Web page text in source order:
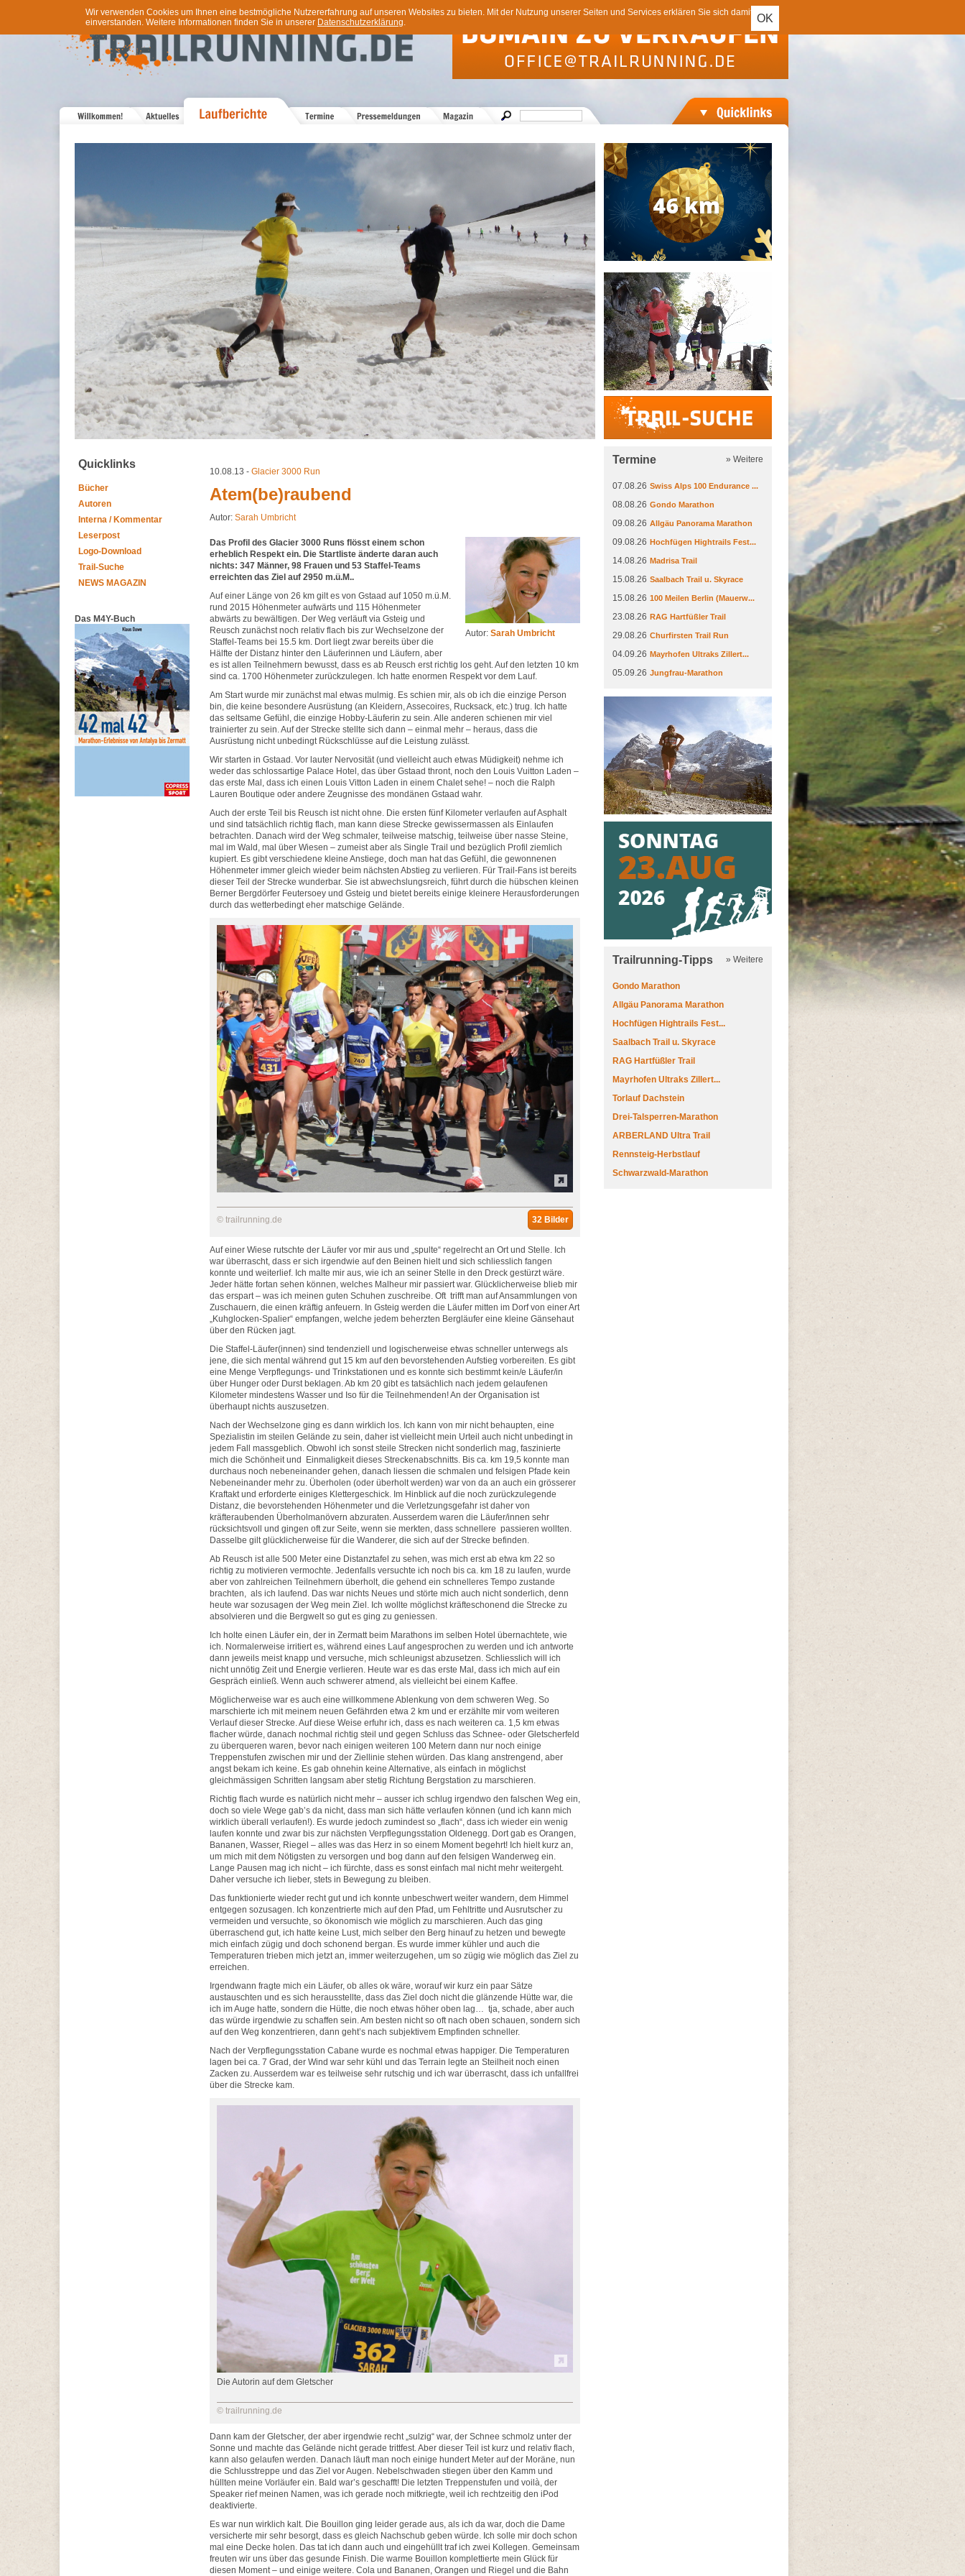
OK
Wir verwenden Cookies um Ihnen eine bestmögliche Nutzererfahrung auf unseren Websites zu bieten. Mit der Nutzung unserer Seiten und Services erklären Sie sich damit
einverstanden. Weitere Informationen finden Sie in unserer Datenschutzerklärung.
Quicklinks
Bücher
Autoren
Interna / Kommentar
Leserpost
Logo-Download
Trail-Suche
NEWS MAGAZIN
Das M4Y-Buch
10.08.13 - Glacier 3000 Run
Atem(be)raubend
Autor: Sarah Umbricht
Autor: Sarah Umbricht
Das Profil des Glacier 3000 Runs flösst einem schon
erheblich Respekt ein. Die Startliste änderte daran auch
nichts: 347 Männer, 98 Frauen und 53 Staffel-Teams
erreichten das Ziel auf 2950 m.ü.M..
Auf einer Länge von 26 km gilt es von Gstaad auf 1050 m.ü.M.
rund 2015 Höhenmeter aufwärts und 115 Höhenmeter
abwärts zu bewältigen. Der Weg verläuft via Gsteig und
Reusch zunächst noch relativ flach bis zur Wechselzone der
Staffel-Teams bei 15.5 km. Dort liegt zwar bereits über die
Hälfte der Distanz hinter den Läuferinnen und Läufern, aber
es ist allen Teilnehmern bewusst, dass es ab Reusch erst richtig los geht. Auf den letzten 10 km
sind ca. 1700 Höhenmeter zurückzulegen. Ich hatte enormen Respekt vor dem Lauf.
Am Start wurde mir zunächst mal etwas mulmig. Es schien mir, als ob ich die einzige Person
bin, die keine besondere Ausrüstung (an Kleidern, Assecoires, Rucksack, etc.) trug. Ich hatte
das seltsame Gefühl, die einzige Hobby-Läuferin zu sein. Alle anderen schienen mir viel
trainierter zu sein. Auf der Strecke stellte sich dann – einmal mehr – heraus, dass die
Ausrüstung nicht unbedingt Rückschlüsse auf die Leistung zulässt.
Wir starten in Gstaad. Vor lauter Nervosität (und vielleicht auch etwas Müdigkeit) nehme ich
weder das schlossartige Palace Hotel, das über Gstaad thront, noch den Louis Vuitton Laden –
das erste Mal, dass ich einen Louis Vitton Laden in einem Chalet sehe! – noch die Ralph
Lauren Boutique oder andere Zeugnisse des mondänen Gstaad wahr.
Auch der erste Teil bis Reusch ist nicht ohne. Die ersten fünf Kilometer verlaufen auf Asphalt
und sind tatsächlich richtig flach, man kann diese Strecke gewissermassen als Einlaufen
betrachten. Danach wird der Weg schmaler, teilweise matschig, teilweise über nasse Steine,
mal im Wald, mal über Wiesen – zumeist aber als Single Trail und bezüglich Profil ziemlich
kupiert. Es gibt verschiedene kleine Anstiege, doch man hat das Gefühl, die gewonnenen
Höhenmeter immer gleich wieder beim nächsten Abstieg zu verlieren. Für Trail-Fans ist bereits
dieser Teil der Strecke wunderbar. Sie ist abwechslungsreich, führt durch die hübschen kleinen
Berner Bergdörfer Feutersoey und Gsteig und bietet bereits einige kleinere Herausforderungen
durch das wetterbedingt eher matschige Gelände.
© trailrunning.de 32 Bilder
Auf einer Wiese rutschte der Läufer vor mir aus und „spulte“ regelrecht an Ort und Stelle. Ich
war überrascht, dass er sich irgendwie auf den Beinen hielt und sich schliesslich fangen
konnte und weiterlief. Ich malte mir aus, wie ich an seiner Stelle in den Dreck gestürzt wäre.
Jeder hätte fortan sehen können, welches Malheur mir passiert war. Glücklicherweise blieb mir
das erspart – was ich meinen guten Schuhen zuschreibe. Oft trifft man auf Ansammlungen von
Zuschauern, die einen kräftig anfeuern. In Gsteig werden die Läufer mitten im Dorf von einer Art
„Kuhglocken-Spalier“ empfangen, welche jedem beherzten Bergläufer eine kleine Gänsehaut
über den Rücken jagt.
Die Staffel-Läufer(innen) sind tendenziell und logischerweise etwas schneller unterwegs als
jene, die sich mental während gut 15 km auf den bevorstehenden Aufstieg vorbereiten. Es gibt
eine Menge Verpflegungs- und Trinkstationen und es konnte sich bestimmt kein/e Läufer/in
über Hunger oder Durst beklagen. Ab km 20 gibt es tatsächlich nach jedem gelaufenen
Kilometer mindestens Wasser und Iso für die Teilnehmenden! An der Organisation ist
überhaupt nichts auszusetzen.
Nach der Wechselzone ging es dann wirklich los. Ich kann von mir nicht behaupten, eine
Spezialistin im steilen Gelände zu sein, daher ist vielleicht mein Urteil auch nicht unbedingt in
jedem Fall massgeblich. Obwohl ich sonst steile Strecken nicht sonderlich mag, faszinierte
mich die Schönheit und Einmaligkeit dieses Streckenabschnitts. Bis ca. km 19,5 konnte man
durchaus noch nebeneinander gehen, danach liessen die schmalen und felsigen Pfade kein
Nebeneinander mehr zu. Überholen (oder überholt werden) war von da an auch ein grösserer
Kraftakt und erforderte einiges Klettergeschick. Im Hinblick auf die noch zurückzulegende
Distanz, die bevorstehenden Höhenmeter und die Verletzungsgefahr ist daher von
kräfteraubenden Überholmanövern abzuraten. Ausserdem waren die Läufer/innen sehr
rücksichtsvoll und gingen oft zur Seite, wenn sie merkten, dass schnellere passieren wollten.
Dasselbe gilt glücklicherweise für die Wanderer, die sich auf der Strecke befinden.
Ab Reusch ist alle 500 Meter eine Distanztafel zu sehen, was mich erst ab etwa km 22 so
richtig zu motivieren vermochte. Jedenfalls versuchte ich noch bis ca. km 18 zu laufen, wurde
aber von zahlreichen Teilnehmern überholt, die gehend ein schnelleres Tempo zustande
brachten, als ich laufend. Das war nichts Neues und störte mich auch nicht sonderlich, denn
heute war sozusagen der Weg mein Ziel. Ich wollte möglichst kräfteschonend die Strecke zu
absolvieren und die Bergwelt so gut es ging zu geniessen.
Ich holte einen Läufer ein, der in Zermatt beim Marathons im selben Hotel übernachtete, wie
ich. Normalerweise irritiert es, während eines Lauf angesprochen zu werden und ich antworte
dann jeweils meist knapp und versuche, mich schleunigst abzusetzen. Schliesslich will ich
nicht unnötig Zeit und Energie verlieren. Heute war es das erste Mal, dass ich mich auf ein
Gespräch einließ. Wenn auch schwerer atmend, als vielleicht bei einem Kaffee.
Möglicherweise war es auch eine willkommene Ablenkung von dem schweren Weg. So
marschierte ich mit meinem neuen Gefährden etwa 2 km und er erzählte mir vom weiteren
Verlauf dieser Strecke. Auf diese Weise erfuhr ich, dass es nach weiteren ca. 1,5 km etwas
flacher würde, danach nochmal richtig steil und gegen Schluss das Schnee- oder Gletscherfeld
zu überqueren waren, bevor nach einigen weiteren 100 Metern dann nur noch einige
Treppenstufen zwischen mir und der Ziellinie stehen würden. Das klang anstrengend, aber
angst bekam ich keine. Es gab ohnehin keine Alternative, als einfach in möglichst
gleichmässigen Schritten langsam aber stetig Richtung Bergstation zu marschieren.
Richtig flach wurde es natürlich nicht mehr – ausser ich schlug irgendwo den falschen Weg ein,
doch so viele Wege gab’s da nicht, dass man sich hätte verlaufen können (und ich kann mich
wirklich überall verlaufen!). Es wurde jedoch zumindest so „flach“, dass ich wieder ein wenig
laufen konnte und zwar bis zur nächsten Verpflegungsstation Oldenegg. Dort gab es Orangen,
Bananen, Wasser, Riegel – alles was das Herz in so einem Moment begehrt! Ich hielt kurz an,
um mich mit dem Nötigsten zu versorgen und bog dann auf den felsigen Wanderweg ein.
Lange Pausen mag ich nicht – ich fürchte, dass es sonst einfach mal nicht mehr weitergeht.
Daher versuche ich lieber, stets in Bewegung zu bleiben.
Das funktionierte wieder recht gut und ich konnte unbeschwert weiter wandern, dem Himmel
entgegen sozusagen. Ich konzentrierte mich auf den Pfad, um Fehltritte und Ausrutscher zu
vermeiden und versuchte, so ökonomisch wie möglich zu marschieren. Auch das ging
überraschend gut, ich hatte keine Lust, mich selber den Berg hinauf zu hetzen und bewegte
mich einfach zügig und doch schonend bergan. Es wurde immer kühler und auch die
Temperaturen trieben mich jetzt an, immer weiterzugehen, um so zügig wie möglich das Ziel zu
erreichen.
Irgendwann fragte mich ein Läufer, ob alles ok wäre, worauf wir kurz ein paar Sätze
austauschten und es sich herausstellte, dass das Ziel doch nicht die glänzende Hütte war, die
ich im Auge hatte, sondern die Hütte, die noch etwas höher oben lag… tja, schade, aber auch
das würde irgendwie zu schaffen sein. Am besten nicht so oft nach oben schauen, sondern sich
auf den Weg konzentrieren, dann geht’s nach subjektivem Empfinden schneller.
Nach der Verpflegungsstation Cabane wurde es nochmal etwas happiger. Die Temperaturen
lagen bei ca. 7 Grad, der Wind war sehr kühl und das Terrain legte an Steilheit noch einen
Zacken zu. Ausserdem war es teilweise sehr rutschig und ich war überrascht, dass ich unfallfrei
über die Strecke kam.
Die Autorin auf dem Gletscher
© trailrunning.de
Dann kam der Gletscher, der aber irgendwie recht „sulzig“ war, der Schnee schmolz unter der
Sonne und machte das Gelände nicht gerade trittfest. Aber dieser Teil ist kurz und relativ flach,
kann also gelaufen werden. Danach läuft man noch einige hundert Meter auf der Moräne, nun
die Schlusstreppe und das Ziel vor Augen. Nebelschwaden stiegen über den Kamm und
hüllten meine Vorläufer ein. Bald war’s geschafft! Die letzten Treppenstufen und voilà, der
Speaker rief meinen Namen, was ich gerade noch mitkriegte, weil ich rechtzeitig den iPod
deaktivierte.
Es war nun wirklich kalt. Die Bouillon ging leider gerade aus, als ich da war, doch die Dame
versicherte mir sehr besorgt, dass es gleich Nachschub geben würde. Ich solle mir doch schon
mal eine Decke holen. Das tat ich dann auch und eingehüllt traf ich zwei Kollegen. Gemeinsam
freuten wir uns über das gesunde Finish. Die warme Bouillon komplettierte mein Glück für
diesen Moment – und einige weitere. Cola und Bananen, Orangen und Riegel und die Bahn
Termine » Weitere
07.08.26 Swiss Alps 100 Endurance ...
08.08.26 Gondo Marathon
09.08.26 Allgäu Panorama Marathon
09.08.26 Hochfügen Hightrails Fest...
14.08.26 Madrisa Trail
15.08.26 Saalbach Trail u. Skyrace
15.08.26 100 Meilen Berlin (Mauerw...
23.08.26 RAG Hartfüßler Trail
29.08.26 Churfirsten Trail Run
04.09.26 Mayrhofen Ultraks Zillert...
05.09.26 Jungfrau-Marathon
Trailrunning-Tipps » Weitere
Gondo Marathon
Allgäu Panorama Marathon
Hochfügen Hightrails Fest...
Saalbach Trail u. Skyrace
RAG Hartfüßler Trail
Mayrhofen Ultraks Zillert...
Torlauf Dachstein
Drei-Talsperren-Marathon
ARBERLAND Ultra Trail
Rennsteig-Herbstlauf
Schwarzwald-Marathon